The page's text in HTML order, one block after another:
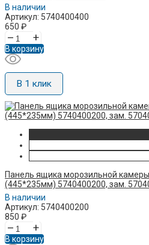
В наличии
Артикул: 5740400400
650 ₽
– +
В корзину
В 1 клик
Панель ящика морозильной
(445*235мм) 5740400200, зам.
В наличии
Артикул: 5740400200
850 ₽
– +
В корзину